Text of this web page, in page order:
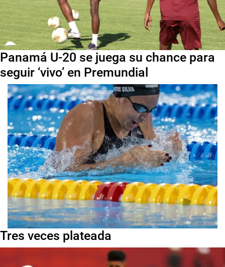
Panamá U-20 se juega su chance para
seguir ‘vivo’ en Premundial
Tres veces plateada